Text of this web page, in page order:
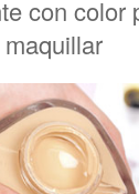
con color
maquillar